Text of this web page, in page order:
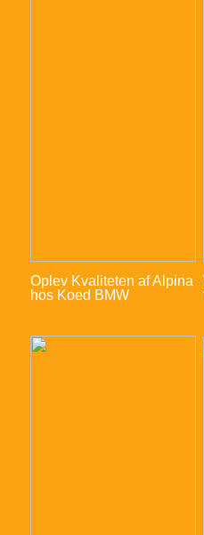
Oplev Kvaliteten af Alpina
hos Koed BMW